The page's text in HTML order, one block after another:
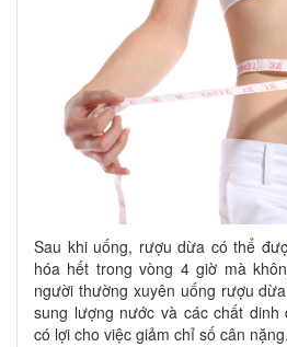
Sau khi uống, rượu dừa có thể
hóa hết trong vòng 4 giờ mà
người thường xuyên uống rượu
sung lượng nước và các chất dinh
có lợi cho việc giảm chỉ số cân nặng.